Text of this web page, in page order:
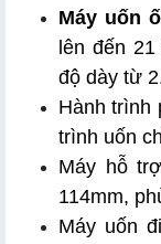
Máy uốn
lên đến
độ dày từ
Hành trình
trình uốn
Máy hỗ
114mm,
Máy uốn